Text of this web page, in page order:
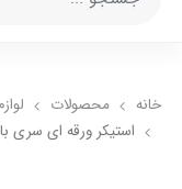
خانه محصولات
استیکر ورقه ای سری